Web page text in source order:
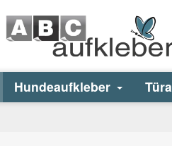
Hundeaufkleber